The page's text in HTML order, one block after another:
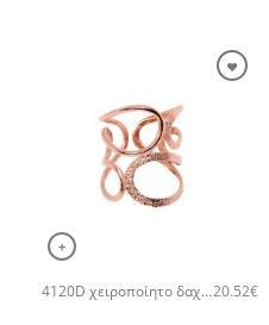
+
4120D χειροποίητο δαχτυλιδι metal with two different textures in drops shape Catherine bijoux Ροζ χρυσό20.52€